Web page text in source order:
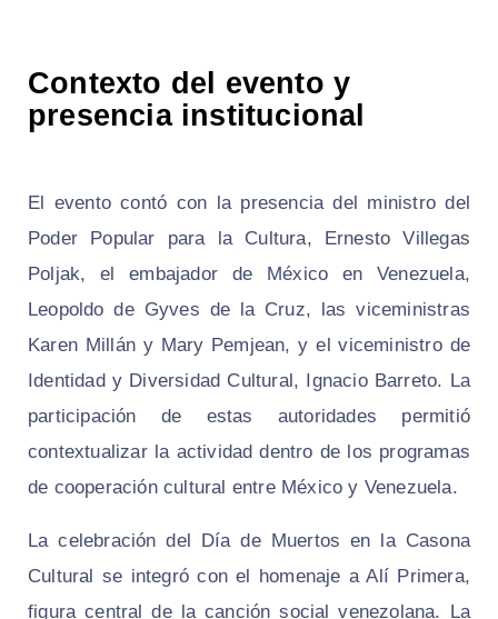
Contexto del evento y
presencia institucional
El evento contó con la presencia del ministro del
Poder Popular para la Cultura, Ernesto Villegas
Poljak, el embajador de México en Venezuela,
Leopoldo de Gyves de la Cruz, las viceministras
Karen Millán y Mary Pemjean, y el viceministro de
Identidad y Diversidad Cultural, Ignacio Barreto. La
participación de estas autoridades permitió
contextualizar la actividad dentro de los programas
de cooperación cultural entre México y Venezuela.
La celebración del Día de Muertos en la Casona
Cultural se integró con el homenaje a Alí Primera,
figura central de la canción social venezolana. La